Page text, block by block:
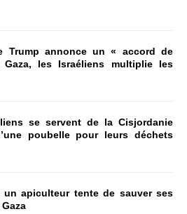
Trump annonce un « accord de
les Israéliens multiplie les
se servent de la Cisjordanie
poubelle pour leurs déchets
un apiculteur tente de sauver ses